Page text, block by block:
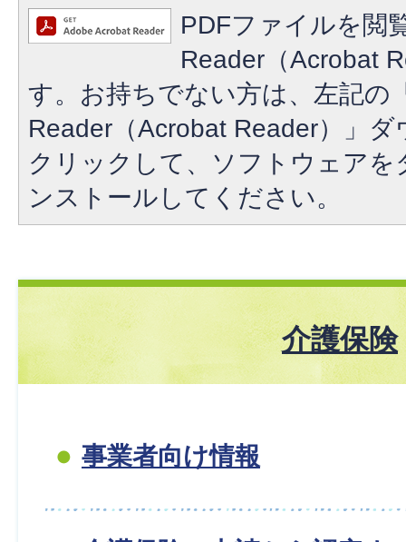
PDFファイルを閲
Reader（Acrobat
す。お持ちでない方は、左記の
Reader（Acrobat Reader）」
クリックして、ソフトウェア
ンストールしてください。
介護保険
事業者向け情報